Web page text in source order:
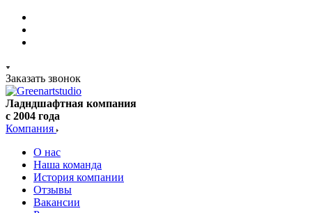
Заказать звонок
Ладндшафтная компания
с 2004 года
Компания
О нас
Наша команда
История компании
Отзывы
Вакансии